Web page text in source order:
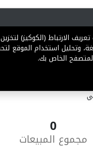
0
مجموع المبيعات
الارتباط (الكوكيز)
وتحليل استخدام الموقع
الخاص بك.